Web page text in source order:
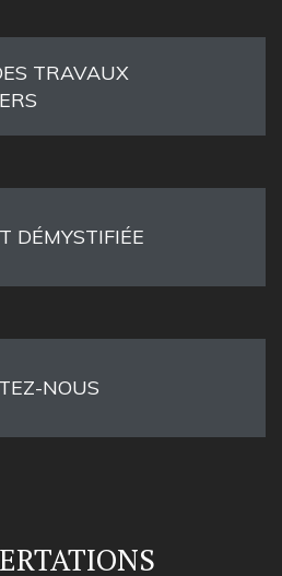
TRAVAUX
DÉMYSTIFIÉE
NOUS